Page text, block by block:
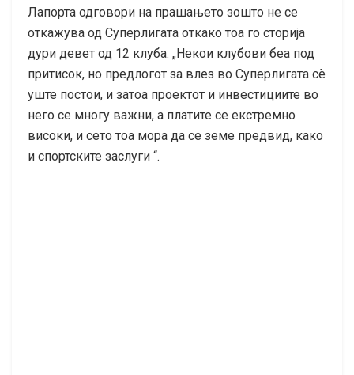
Лапорта одговори на прашањето зошто не се
откажува од Суперлигата откако тоа го сторија
дури девет од 12 клуба: „Некои клубови беа под
притисок, но предлогот за влез во Суперлигата сè
уште постои, и затоа проектот и инвестициите во
него се многу важни, а платите се екстремно
високи, и сето тоа мора да се земе предвид, како
и спортските заслуги “.